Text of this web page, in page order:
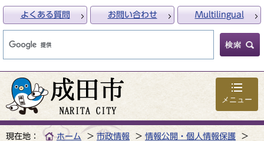
メニュー
よくある質問 お問い合わせ Multilingual
現在地： ホーム 市政情報
情報公開・個人情報保護